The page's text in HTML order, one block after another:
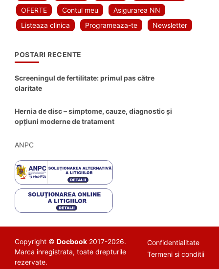
OFERTE
Contul meu
Asigurarea NN
Listeaza clinica
Programeaza-te Newsletter
POSTARI RECENTE
Screeningul de fertilitate: primul pas către
claritate
Hernia de disc – simptome, cauze, diagnostic și
opțiuni moderne de tratament
ANPC
Copyright © Docbook 2017-2026.
Marca inregistrata, toate drepturile
rezervate.
Confidentialitate
Termeni si conditii